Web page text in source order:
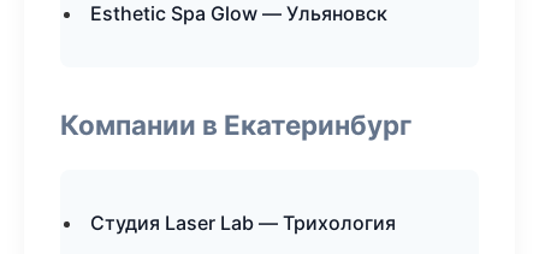
Esthetic Spa Glow — Ульяновск
Компании в Екатеринбург
Студия Laser Lab — Трихология